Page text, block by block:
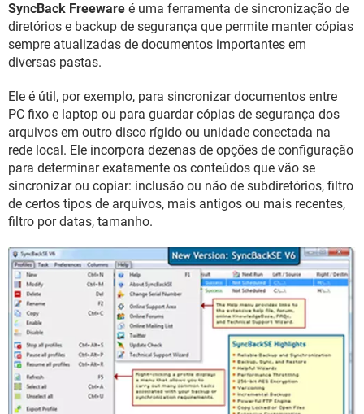
INSTAGRAM GMAIL
GUIA DE COMPRAS
SyncBack Freeware é uma ferramenta de sincronização de
diretórios e backup de segurança que permite manter cópias
sempre atualizadas de documentos importantes em
diversas pastas.
Ele é útil, por exemplo, para sincronizar documentos entre
PC fixo e laptop ou para guardar cópias de segurança dos
arquivos em outro disco rígido ou unidade conectada na
rede local. Ele incorpora dezenas de opções de configuração
para determinar exatamente os conteúdos que vão se
sincronizar ou copiar: inclusão ou não de subdiretórios, filtro
de certos tipos de arquivos, mais antigos ou mais recentes,
filtro por datas, tamanho.